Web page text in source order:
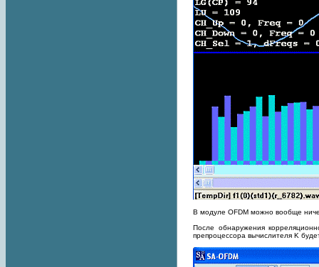
В модуле OFDM можно вообще
После обнаружения
препроцессора вычислителя K